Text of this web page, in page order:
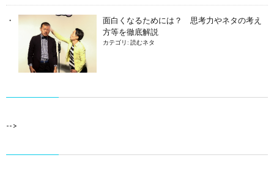
面白くなるためには？ 思考力やネタの考え
方等を徹底解説
カテゴリ: 読むネタ
-->